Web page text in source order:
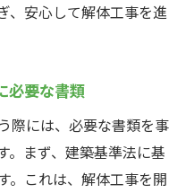
、安心して解体工事を進
必要な書類
際には、必要な書類を事
。まず、建築基準法に基
。これは、解体工事を開